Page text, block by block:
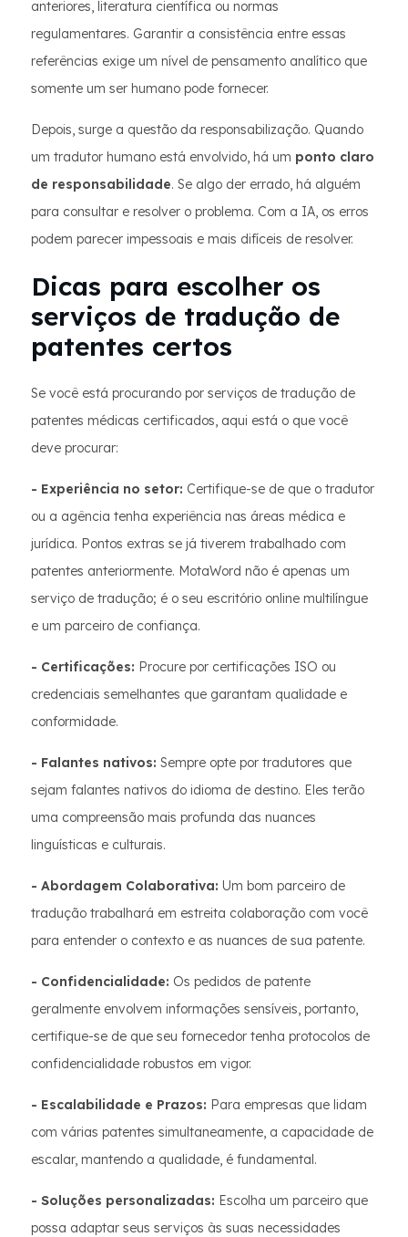
anteriores, literatura científica ou normas
regulamentares. Garantir a consistência entre essas
referências exige um nível de pensamento analítico que
somente um ser humano pode fornecer.
Depois, surge a questão da responsabilização. Quando
um tradutor humano está envolvido, há um ponto claro
de responsabilidade. Se algo der errado, há alguém
para consultar e resolver o problema. Com a IA, os erros
podem parecer impessoais e mais difíceis de resolver.
Dicas para escolher os
serviços de tradução de
patentes certos
Se você está procurando por serviços de tradução de
patentes médicas certificados, aqui está o que você
deve procurar:
- Experiência no setor: Certifique-se de que o tradutor
ou a agência tenha experiência nas áreas médica e
jurídica. Pontos extras se já tiverem trabalhado com
patentes anteriormente. MotaWord não é apenas um
serviço de tradução; é o seu escritório online multilíngue
e um parceiro de confiança.
- Certificações: Procure por certificações ISO ou
credenciais semelhantes que garantam qualidade e
conformidade.
- Falantes nativos: Sempre opte por tradutores que
sejam falantes nativos do idioma de destino. Eles terão
uma compreensão mais profunda das nuances
linguísticas e culturais.
- Abordagem Colaborativa: Um bom parceiro de
tradução trabalhará em estreita colaboração com você
para entender o contexto e as nuances de sua patente.
- Confidencialidade: Os pedidos de patente
geralmente envolvem informações sensíveis, portanto,
certifique-se de que seu fornecedor tenha protocolos de
confidencialidade robustos em vigor.
- Escalabilidade e Prazos: Para empresas que lidam
com várias patentes simultaneamente, a capacidade de
escalar, mantendo a qualidade, é fundamental.
- Soluções personalizadas: Escolha um parceiro que
possa adaptar seus serviços às suas necessidades